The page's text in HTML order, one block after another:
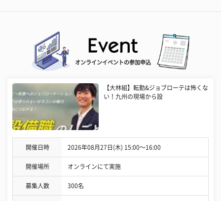
オンラインイベントの参加申込
【大林組】転勤&ジョブローテは怖くな
い！九州の現場から設
開催日時 2026年08月27日(木) 15:00〜16:00
開催場所 オンラインにて実施
募集人数 300名